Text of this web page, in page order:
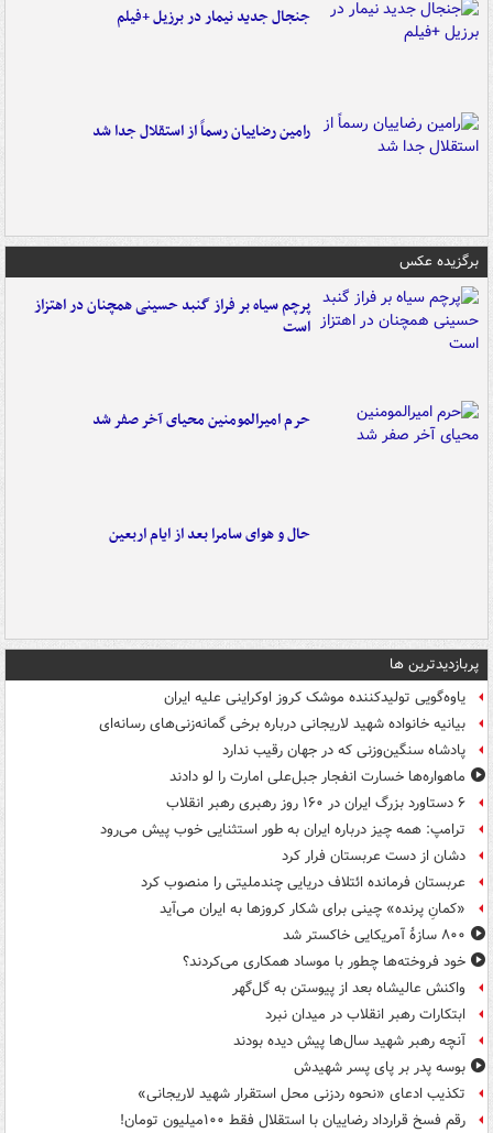
جنجال جدید نیمار در برزیل +فیلم
رامین رضاییان رسماً از استقلال جدا شد
برگزیده عکس
پرچم سیاه بر فراز گنبد حسینی همچنان در اهتزاز
است
حرم امیرالمومنین محیای آخر صفر شد
حال و هوای سامرا بعد از ایام اربعین
پربازدیدترین ها
یاوه‌گویی تولیدکننده موشک کروز اوکراینی علیه ایران
بیانیه خانواده شهید لاریجانی درباره برخی گمانه‌زنی‌های رسانه‌ای
پادشاه سنگین‌وزنی که در جهان رقیب ندارد
ماهواره‌ها خسارت انفجار جبل‌علی امارت را لو دادند
۶ دستاورد بزرگ ایران در ۱۶۰ روز رهبری رهبر انقلاب
ترامپ: همه چیز درباره ایران به طور استثنایی خوب پیش می‌رود
دشان از دست عربستان فرار کرد
عربستان فرمانده ائتلاف دریایی چندملیتی را منصوب کرد
«کمانِ پرنده» چینی برای شکار کروزها به ایران می‌آید
۸۰۰ سازۀ آمریکایی خاکستر شد
خود فروخته‌ها چطور با موساد همکاری می‌کردند؟
واکنش عالیشاه بعد از پیوستن به گل‌گهر
ابتکارات رهبر انقلاب در میدان نبرد
آنچه رهبر شهید سال‌ها پیش دیده بودند
بوسه‌ پدر بر پای پسر شهیدش
تکذیب ادعای «نحوه ردزنی محل استقرار شهید لاریجانی»
رقم فسخ قرارداد رضاییان با استقلال فقط ۱۰۰میلیون تومان!